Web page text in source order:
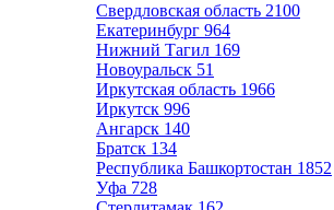
Свердловская область 2100
Екатеринбург 964
Нижний Тагил 169
Новоуральск 51
Иркутская область 1966
Иркутск 996
Ангарск 140
Братск 134
Республика Башкортостан 1852
Уфа 728